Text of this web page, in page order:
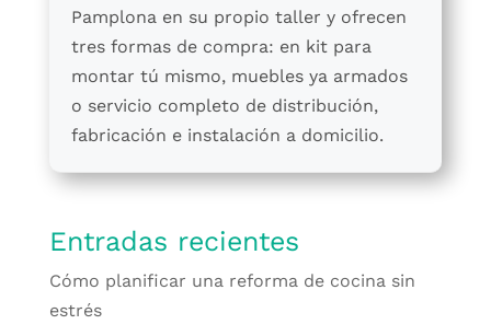
Pamplona en su propio taller y ofrecen
tres formas de compra: en kit para
montar tú mismo, muebles ya armados
o servicio completo de distribución,
fabricación e instalación a domicilio.
Entradas recientes
Cómo planificar una reforma de cocina sin
estrés